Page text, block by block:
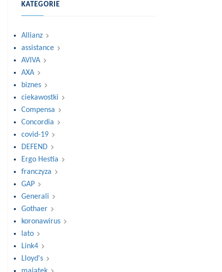
KATEGORIE
Allianz
assistance
AVIVA
AXA
biznes
ciekawostki
Compensa
Concordia
covid-19
DEFEND
Ergo Hestia
franczyza
GAP
Generali
Gothaer
koronawirus
lato
Link4
Lloyd's